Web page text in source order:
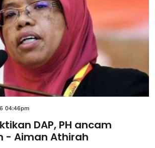
04:46pm
DAP, PH ancam
- Aiman Athirah